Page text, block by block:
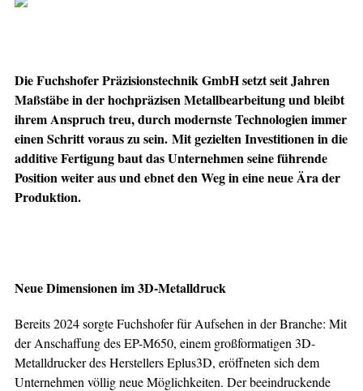
Die Fuchshofer Präzisionstechnik GmbH setzt seit Jahren
Maßstäbe in der hochpräzisen Metallbearbeitung und bleibt
ihrem Anspruch treu, durch modernste Technologien immer
einen Schritt voraus zu sein. Mit gezielten Investitionen in die
additive Fertigung baut das Unternehmen seine führende
Position weiter aus und ebnet den Weg in eine neue Ära der
Produktion.
Neue Dimensionenim 3D-Metalldruck
Bereits 2024 sorgte Fuchshofer für Aufsehen in der Branche: Mit
der Anschaffung des EP-M650, einem großformatigen 3D-
Metalldrucker des Herstellers Eplus3D, eröffneten sich dem
Unternehmen völlig neue Möglichkeiten. Der beeindruckende